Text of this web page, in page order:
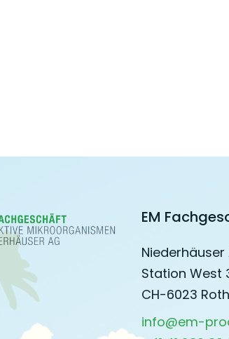
EM
Niederhäuser
Station West
CH-6023
info@em-